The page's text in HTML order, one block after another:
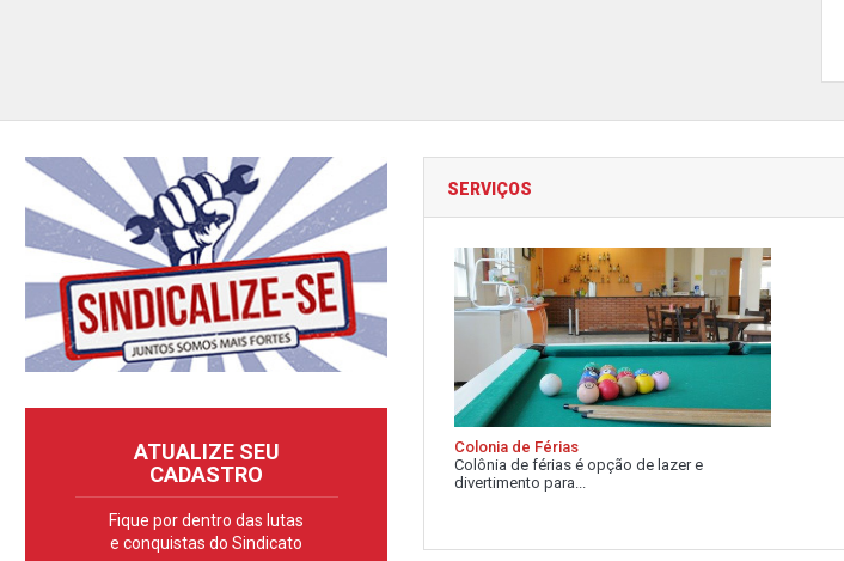
ATUALIZE SEU
CADASTRO
Fique por dentro das lutas
e conquistas do Sindicato
SERVIÇOS
Colonia de Férias
Colônia de férias é opção de lazer e
divertimento para...